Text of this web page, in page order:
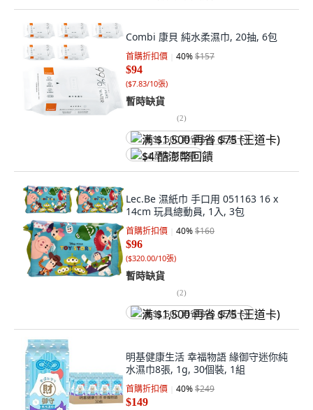
Combi 康貝 純水柔濕巾, 20抽, 6包
首購折扣價 40%$157
$94
($7.83/10張)
暫時缺貨
(2)
满 $1,500 再省 $75 (王道卡)
$4 酷澎幣回饋
Lec.Be 濕紙巾 手口用 051163 16 x
14cm 玩具總動員, 1入, 3包
首購折扣價 40%$160
$96
($320.00/10張)
暫時缺貨
(2)
满 $1,500 再省 $75 (王道卡)
明基健康生活 幸福物語 緣御守迷你純
水濕巾8張, 1g, 30個裝, 1組
首購折扣價 40%$249
$149